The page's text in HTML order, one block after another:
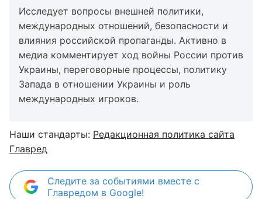
Исследует вопросы внешней политики,
международных отношений, безопасности и
влияния российской пропаганды. Активно в
медиа комментирует ход войны России против
Украины, переговорные процессы, политику
Запада в отношении Украины и роль
международных игроков.
Наши стандарты: Редакционная политика сайта
Главред
Следите за событиями вместе с
Главредом в Google!